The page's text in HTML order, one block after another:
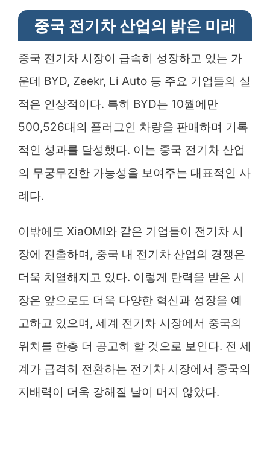
중국 전기차 산업의 밝은 미래
중국 전기차 시장이 급속히 성장하고 있는 가
운데 BYD, Zeekr, Li Auto 등 주요 기업들의 실
적은 인상적이다. 특히 BYD는 10월에만
500,526대의 플러그인 차량을 판매하며 기록
적인 성과를 달성했다. 이는 중국 전기차 산업
의 무궁무진한 가능성을 보여주는 대표적인 사
례다.
이밖에도 XiaOMI와 같은 기업들이 전기차 시
장에 진출하며, 중국 내 전기차 산업의 경쟁은
더욱 치열해지고 있다. 이렇게 탄력을 받은 시
장은 앞으로도 더욱 다양한 혁신과 성장을 예
고하고 있으며, 세계 전기차 시장에서 중국의
위치를 한층 더 공고히 할 것으로 보인다. 전 세
계가 급격히 전환하는 전기차 시장에서 중국의
지배력이 더욱 강해질 날이 머지 않았다.